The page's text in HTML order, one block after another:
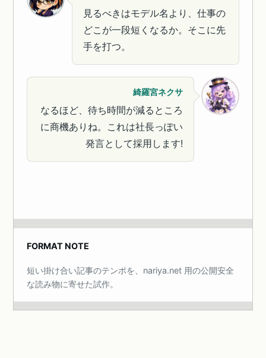
見るべきはモデル名より、仕事の
どこが一段短くなるか。そこに先
手を打つ。
綺羅宮ネクサ
なるほど、待ち時間が減るところ
に商機ありね。これは社長っぽい
発言として採用します!
FORMAT NOTE
短い掛け合い記事のテンポを、nariya.net 用の公開安全
な読み物に寄せた試作。